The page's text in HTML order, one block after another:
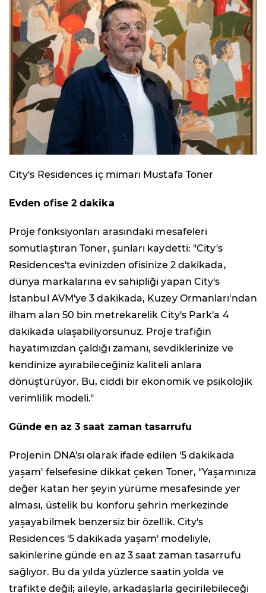
City's Residences iç mimarı Mustafa Toner
Evden ofise 2 dakika
Proje fonksiyonları arasındaki mesafeleri
somutlaştıran Toner, şunları kaydetti: "City's
Residences'ta evinizden ofisinize 2 dakikada,
dünya markalarına ev sahipliği yapan City's
İstanbul AVM'ye 3 dakikada, Kuzey Ormanları'ndan
ilham alan 50 bin metrekarelik City's Park'a 4
dakikada ulaşabiliyorsunuz. Proje trafiğin
hayatımızdan çaldığı zamanı, sevdiklerinize ve
kendinize ayırabileceğiniz kaliteli anlara
dönüştürüyor. Bu, ciddi bir ekonomik ve psikolojik
verimlilik modeli."
Günde en az 3 saat zaman tasarrufu
Projenin DNA'sı olarak ifade edilen '5 dakikada
yaşam' felsefesine dikkat çeken Toner, "Yaşamınıza
değer katan her şeyin yürüme mesafesinde yer
alması, üstelik bu konforu şehrin merkezinde
yaşayabilmek benzersiz bir özellik. City's
Residences '5 dakikada yaşam' modeliyle,
sakinlerine günde en az 3 saat zaman tasarrufu
sağlıyor. Bu da yılda yüzlerce saatin yolda ve
trafikte değil; aileyle, arkadaşlarla geçirilebileceği